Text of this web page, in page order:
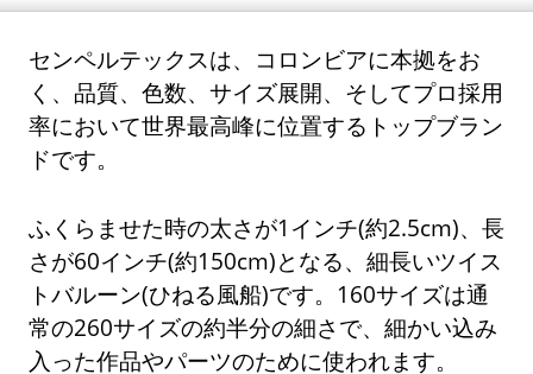
センペルテックスは、コロンビアに本拠をお
く、品質、色数、サイズ展開、そしてプロ採用
率において世界最高峰に位置するトップブラン
ドです。
ふくらませた時の太さが1インチ(約2.5cm)、長
さが60インチ(約150cm)となる、細長いツイス
トバルーン(ひねる風船)です。160サイズは通
常の260サイズの約半分の細さで、細かい込み
入った作品やパーツのために使われます。